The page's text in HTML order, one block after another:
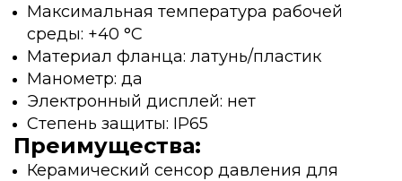
Максимальная температура рабочей
среды: +40 °C
Материал фланца: латунь/пластик
Манометр: да
Электронный дисплей: нет
Степень защиты: IP65
Преимущества:
Керамический сенсор давления для